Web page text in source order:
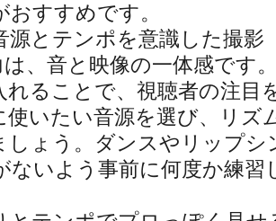
すすめです。
源とテンポを意識した撮影
は、音と映像の一体感です
れることで、視聴者の注目
使いたい音源を選び、リズ
しょう。ダンスやリップシ
ないよう事前に何度か練習